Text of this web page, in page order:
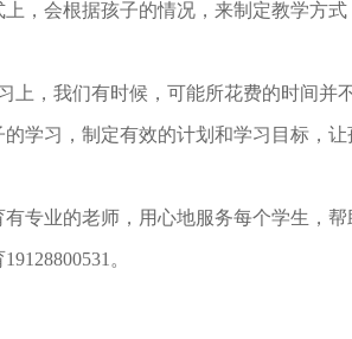
，会根据孩子的情况，来制定教学方
，我们有时候，可能所花费的时间并
的学习，制定有效的计划和学习目标，
业的老师，用心地服务每个学生，帮
。